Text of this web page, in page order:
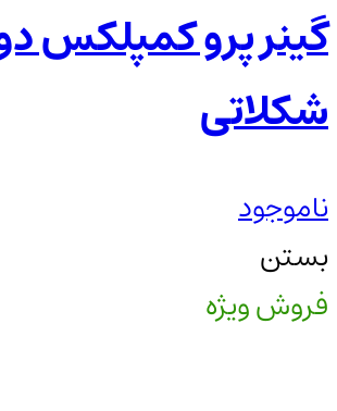
گینر پرو کمپلکس
شکلاتی
ناموجود
بستن
فروش ویژه